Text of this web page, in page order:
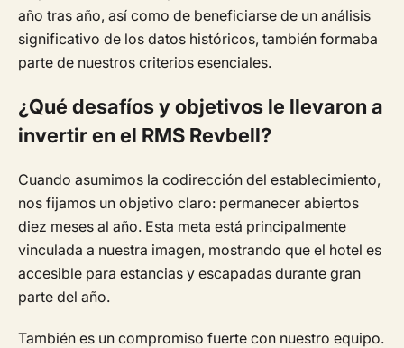
año tras año, así como de beneficiarse de un análisis
significativo de los datos históricos, también formaba
parte de nuestros criterios esenciales.
¿Qué desafíos y objetivos le llevaron a
invertir en el RMS Revbell?
Cuando asumimos la codirección del establecimiento,
nos fijamos un objetivo claro: permanecer abiertos
diez meses al año. Esta meta está principalmente
vinculada a nuestra imagen, mostrando que el hotel es
accesible para estancias y escapadas durante gran
parte del año.
También es un compromiso fuerte con nuestro equipo.